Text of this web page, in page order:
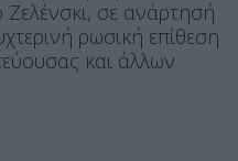
σε ανάρτησή
ρωσική επίθεση
και άλλων